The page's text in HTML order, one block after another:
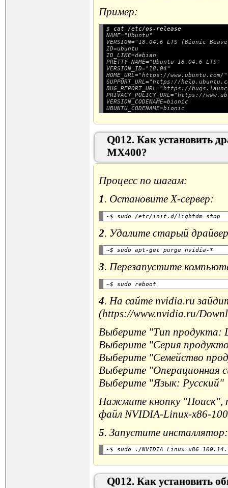
Пример:
$ cat /etc/os-release
NAME="Ubuntu"
VERSION="18.04.6 LTS (Bionic
ID=ubuntu
ID_LIKE=debian
PRETTY_NAME="Ubuntu 18.04.6 LTS"
VERSION_ID="18.04"
HOME_URL="https://www.ubuntu.com/"
SUPPORT_URL="https://
BUG_REPORT_URL="https://
PRIVACY_POLICY_URL="https://
VERSION_CODENAME=bionic
Q012. Как установить
MX400?
Процесс по шагам:
1. Остановите X-сервер:
2. Удалите старый
3. Перезапустите
4. На сайте nvidia.ru
(https://www.nvidia.ru/
Выберите "Тип продукта:
Выберите "Серия
Выберите "Семейство
Выберите "Операционная
Выберите "Язык: Русский"
Нажмите кнопку "Поиск",
файл NVIDIA-Linux-x86-
5. Запустите инсталлятор:
Q012. Как установить